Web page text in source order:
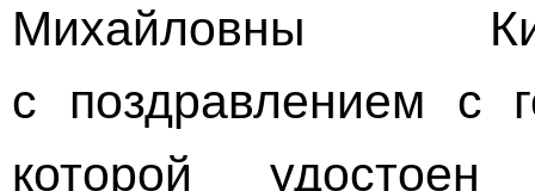
Михайловны
с поздравлением с
которой